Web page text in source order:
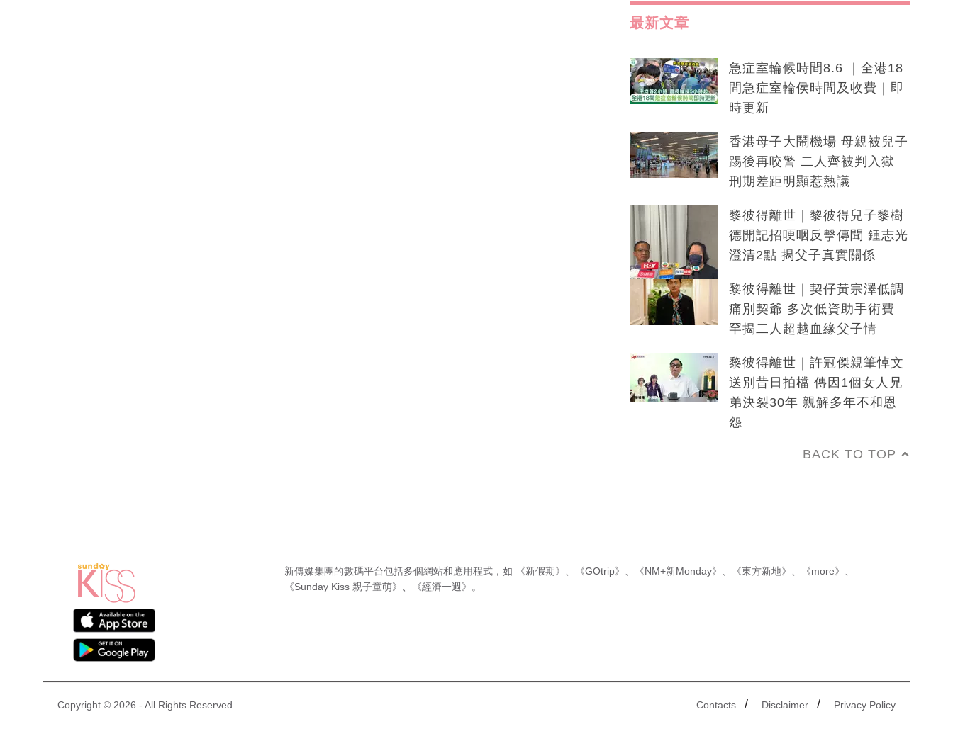
最新文章
急症室輪候時間8.6 ｜全港18
間急症室輪侯時間及收費｜即
時更新
香港母子大鬧機場 母親被兒子
踢後再咬警 二人齊被判入獄
刑期差距明顯惹熱議
黎彼得離世｜黎彼得兒子黎樹
德開記招哽咽反擊傳聞 鍾志光
澄清2點 揭父子真實關係
黎彼得離世｜契仔黃宗澤低調
痛別契爺 多次低資助手術費
罕揭二人超越血緣父子情
黎彼得離世｜許冠傑親筆悼文
送別昔日拍檔 傳因1個女人兄
弟決裂30年 親解多年不和恩
怨
BACK TO TOP
新傳媒集團的數碼平台包括多個網站和應用程式，如 《新假期》 《GOtrip》 《NM+新Monday》 《東方新地》 《more》
《Sunday Kiss 親子童萌》
《經濟一週》 。
Contacts / Disclaimer / Privacy Policy
Copyright © 2026 - All Rights Reserved